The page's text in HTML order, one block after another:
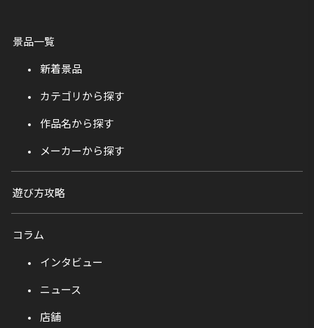
景品一覧
新着景品
カテゴリから探す
作品名から探す
メーカーから探す
遊び方攻略
コラム
インタビュー
ニュース
店舗